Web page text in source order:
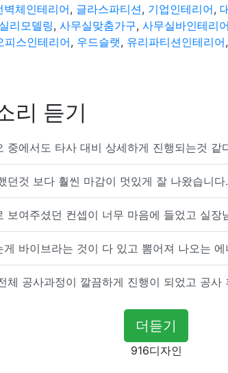
벽체인테리어, 글라스파티션, 기업인테리어,
리모델링, 사무실맞춤가구, 사무실바인테리어
피스인테리어, 우드슬랫, 유리파티션인테리어,
리 듣기
더듣기
916디자인